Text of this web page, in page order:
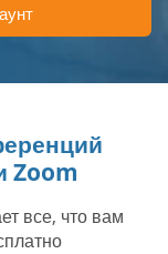
Zoom
все, что вам